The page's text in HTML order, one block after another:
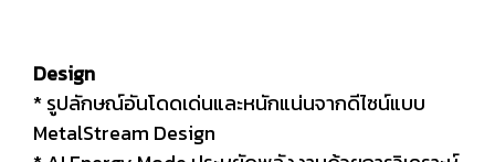
Design
* รูปลักษณ์อันโดดเด่นและหนักแน่นจากดีไซน์แบบ
MetalStream Design